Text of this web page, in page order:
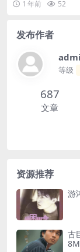
1 年前 52
发布作者
等级
687
文章
资源推荐
游
古
8M